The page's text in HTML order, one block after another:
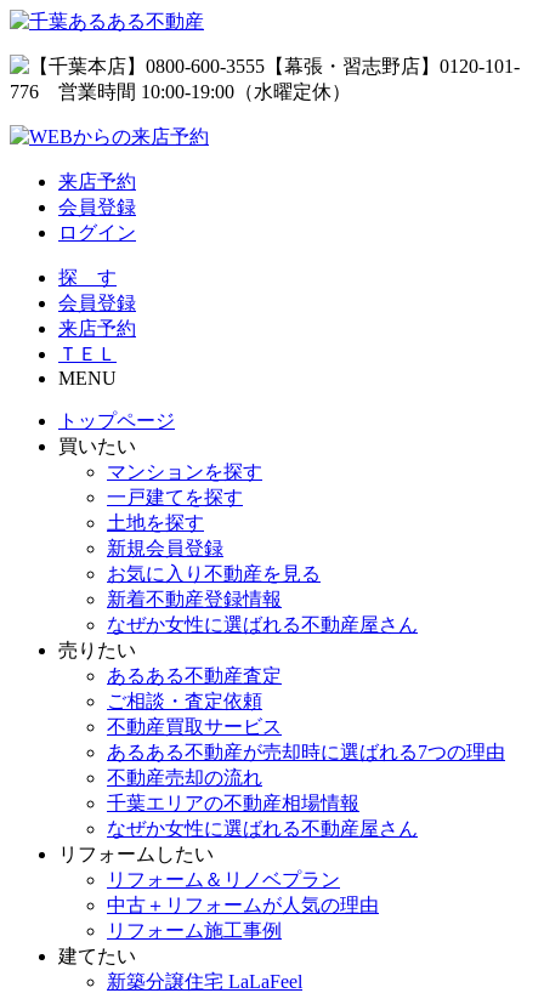
来店予約
会員登録
ログイン
探 す
会員登録
来店予約
ＴＥＬ
MENU
トップページ
買いたい
マンションを探す
一戸建てを探す
土地を探す
新規会員登録
お気に入り不動産を見る
新着不動産登録情報
なぜか女性に選ばれる不動産屋さん
売りたい
あるある不動産査定
ご相談・査定依頼
不動産買取サービス
あるある不動産が売却時に選ばれる7つの理由
不動産売却の流れ
千葉エリアの不動産相場情報
なぜか女性に選ばれる不動産屋さん
リフォームしたい
リフォーム＆リノベプラン
中古＋リフォームが人気の理由
リフォーム施工事例
建てたい
新築分譲住宅 LaLaFeel